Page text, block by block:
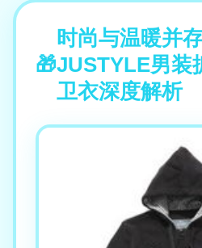
时尚与温暖并
JUSTYLE男装
卫衣深度解析